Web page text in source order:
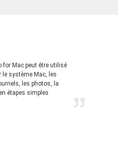
for Mac peut être utilisé
le système Mac, les
les photos, la
étapes simples